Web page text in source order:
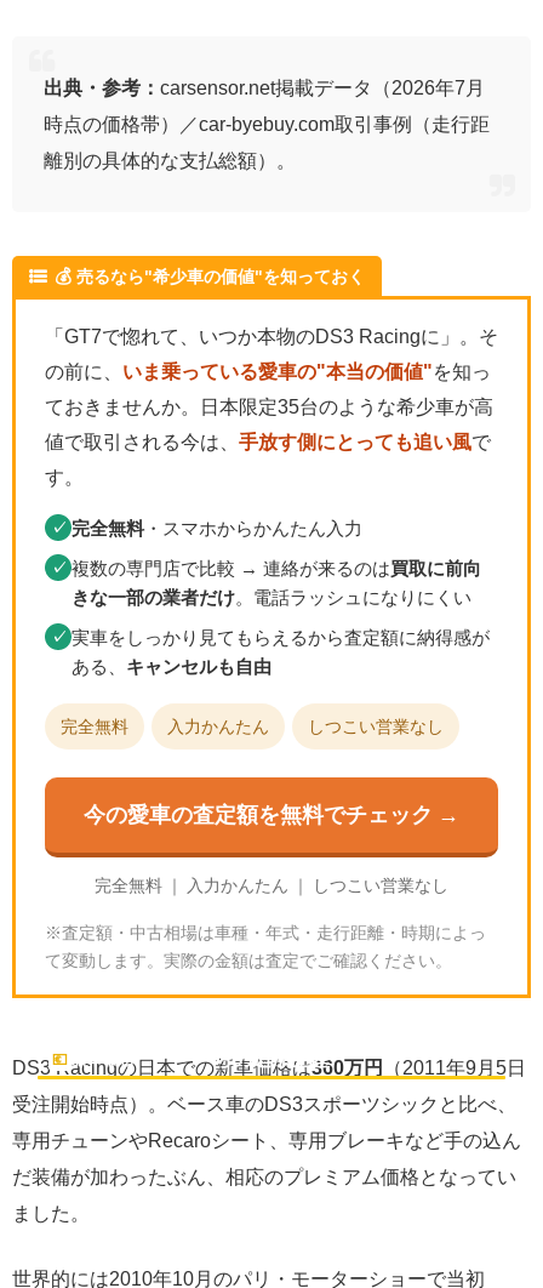
出典・参考： carsensor.net掲載データ（2026年7月
時点の価格帯）／car-byebuy.com取引事例（走行距
離別の具体的な支払総額）。
💰 売るなら"希少車の価値"を知っておく
「GT7で惚れて、いつか本物のDS3 Racingに」。そ
の前に、 いま乗っている愛車の"本当の価値"を知っ
ておきませんか。日本限定35台のような希少車が高
値で取引される今は、 手放す側にとっても追い風で
す。
✓ 完全無料 ・スマホからかんたん入力
✓ 複数の専門店で比較 → 連絡が来るのは買取に前向
きな一部の業者だけ。電話ラッシュになりにくい
✓ 実車をしっかり見てもらえるから査定額に納得感が
ある、 キャンセルも自由
完全無料 入力かんたん しつこい営業なし
今の愛車の査定額を無料でチェック →
完全無料 ｜ 入力かんたん ｜ しつこい営業なし
※査定額・中古相場は車種・年式・走行距離・時期によっ
て変動します。実際の金額は査定でご確認ください。
💶 新車価格
らの追加生産
DS3 Racingの日本での新車価格は360万円
（2011年9月5日
受注開始時点）。ベース車のDS3スポーツシックと比べ、
専用チューンやRecaroシート、専用ブレーキなど手の込ん
だ装備が加わったぶん、相応のプレミアム価格となってい
ました。
世界的には2010年10月のパリ・モーターショーで当初